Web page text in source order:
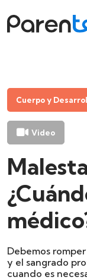
Cuerpo y
Video
Debemos
y el sangrado
cuando es